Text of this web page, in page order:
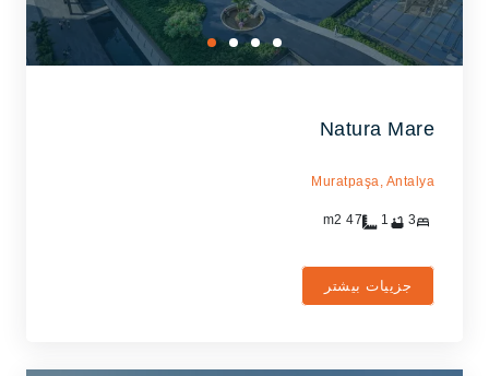
Natura Mare
Muratpaşa, Antalya
3
1
47
جزییات بیشتر